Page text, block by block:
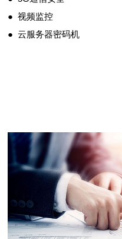
● 视频监控
● 云服务器密码机